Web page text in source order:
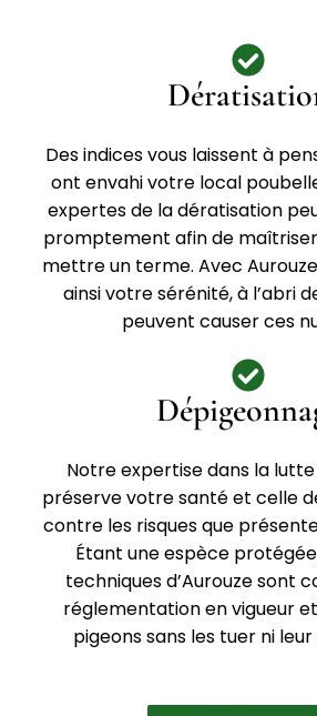
Des indices vous laissent à
ont envahi votre local
expertes de la dératisation
promptement afin de maîtriser
mettre un terme. Avec
ainsi votre sérénité, à l’abri
peuvent causer ces
Notre expertise dans la
préserve votre santé et celle
contre les risques que
Étant une espèce
techniques d’Aurouze sont
réglementation en vigueur
pigeons sans les tuer ni